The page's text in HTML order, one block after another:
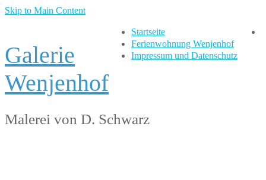
Skip to Main Content
Startseite
Ferienwohnung Wenjenhof
Impressum und Datenschutz
Galerie
Wenjenhof
Malerei von D. Schwarz